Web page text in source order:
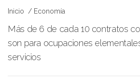
Inicio Economía
Más de 6 de cada 10 contratos
son para ocupaciones
servicios